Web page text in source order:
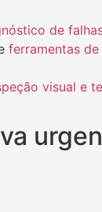
de
ferramentas
visual e